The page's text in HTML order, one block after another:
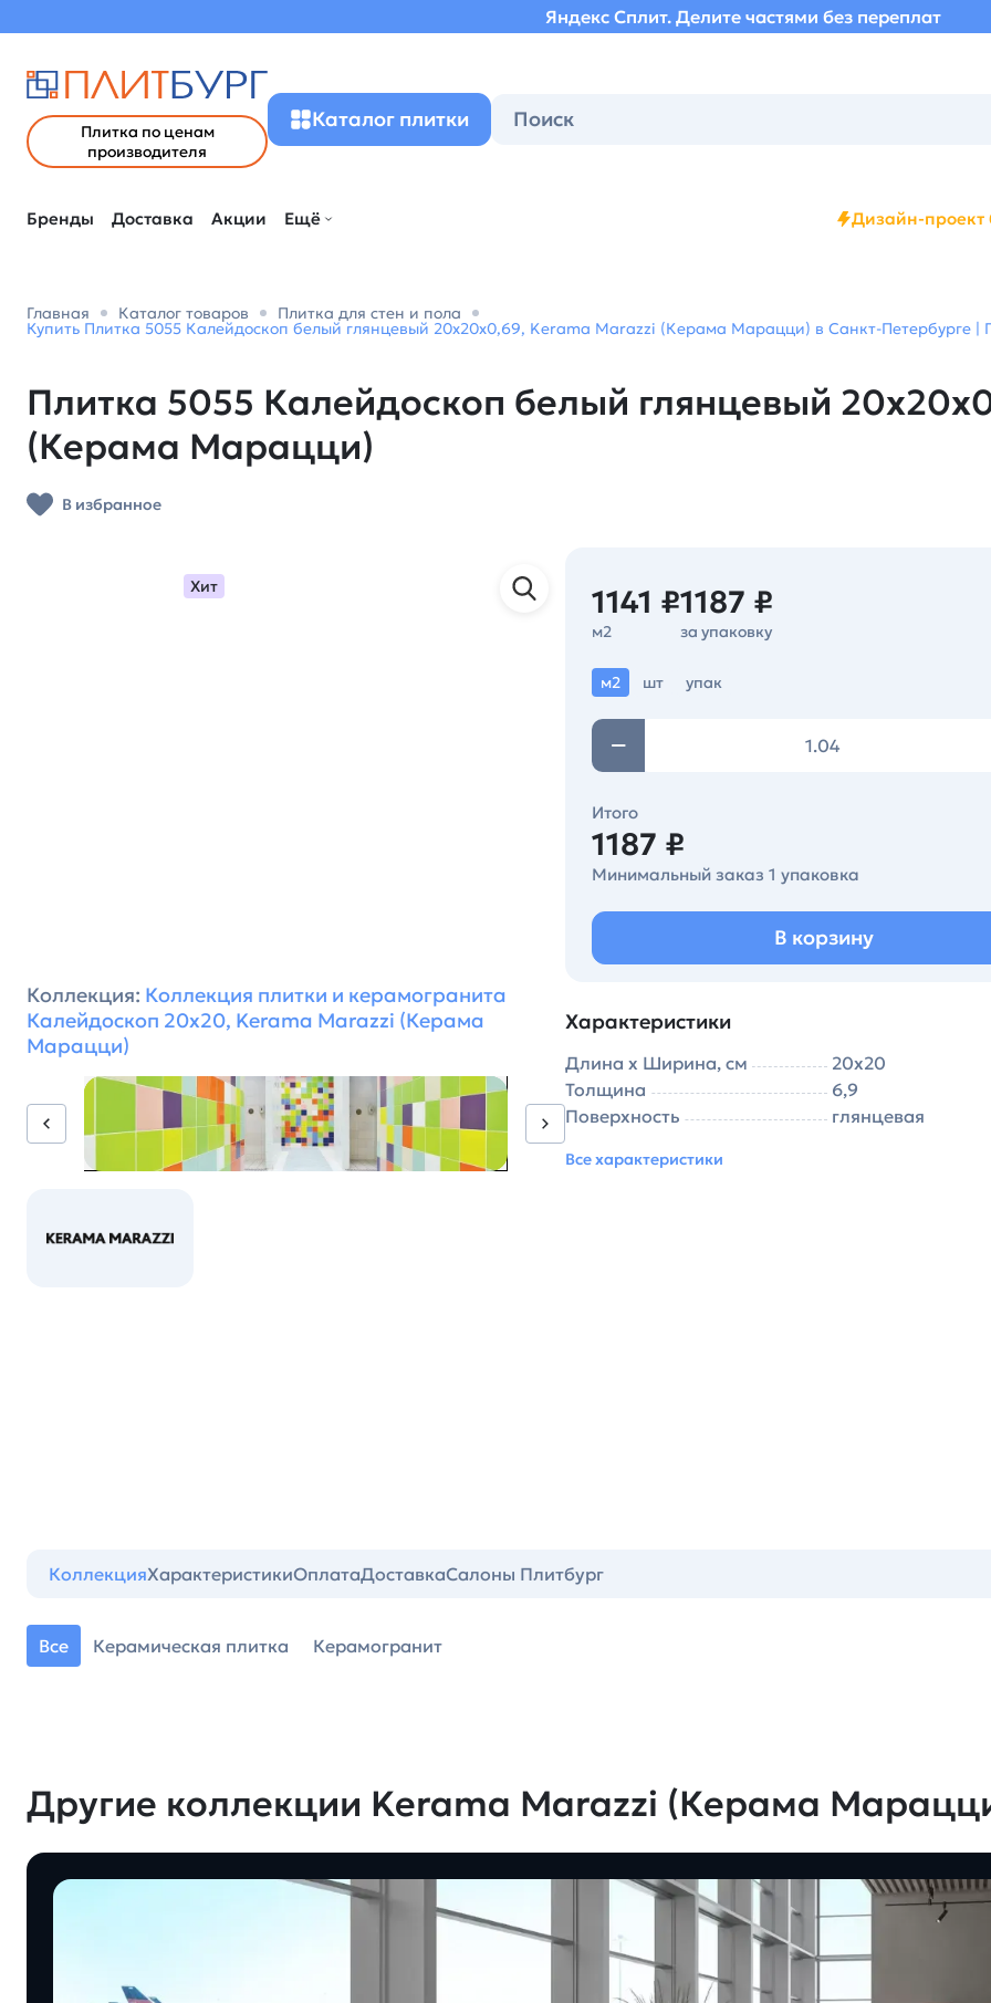
Яндекс Сплит. Делите частями без переплат
Плитка по ценам
производителя
Каталог плитки
Бренды Доставка Акции Ещё Дизайн-проект
Главная Каталог товаров Плитка для стен и пола
Купить Плитка 5055 Калейдоскоп белый глянцевый 20x20x0,69, Kerama Marazzi (Керама Марацци) в Санкт-Петербурге |
Плитка 5055 Калейдоскоп белый глянцевый
(Керама Марацци)
В избранное
Хит
Коллекция: Коллекция плитки и керамогранита
Калейдоскоп 20х20, Kerama Marazzi (Керама
Марацци)
1141 ₽
м2
1187 ₽
за упаковку
м2 шт упак
Итого
1187 ₽
Минимальный заказ 1 упаковка
В корзину
Характеристики
Длина х Ширина, см
20х20
Толщина
6,9
Поверхность
глянцевая
Все характеристики
КоллекцияХарактеристикиОплатаДоставкаСалоны Плитбург
Все Керамическая плитка Керамогранит
Другие коллекции Kerama Marazzi (Керама